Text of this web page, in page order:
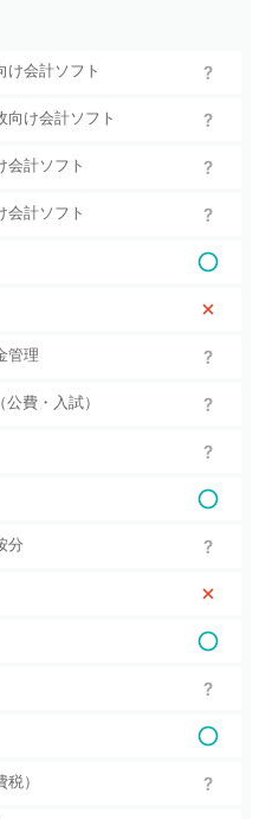
け会計ソフト
向け会計ソフト
会計ソフト
会計ソフト
管理
費・入試）
分
）